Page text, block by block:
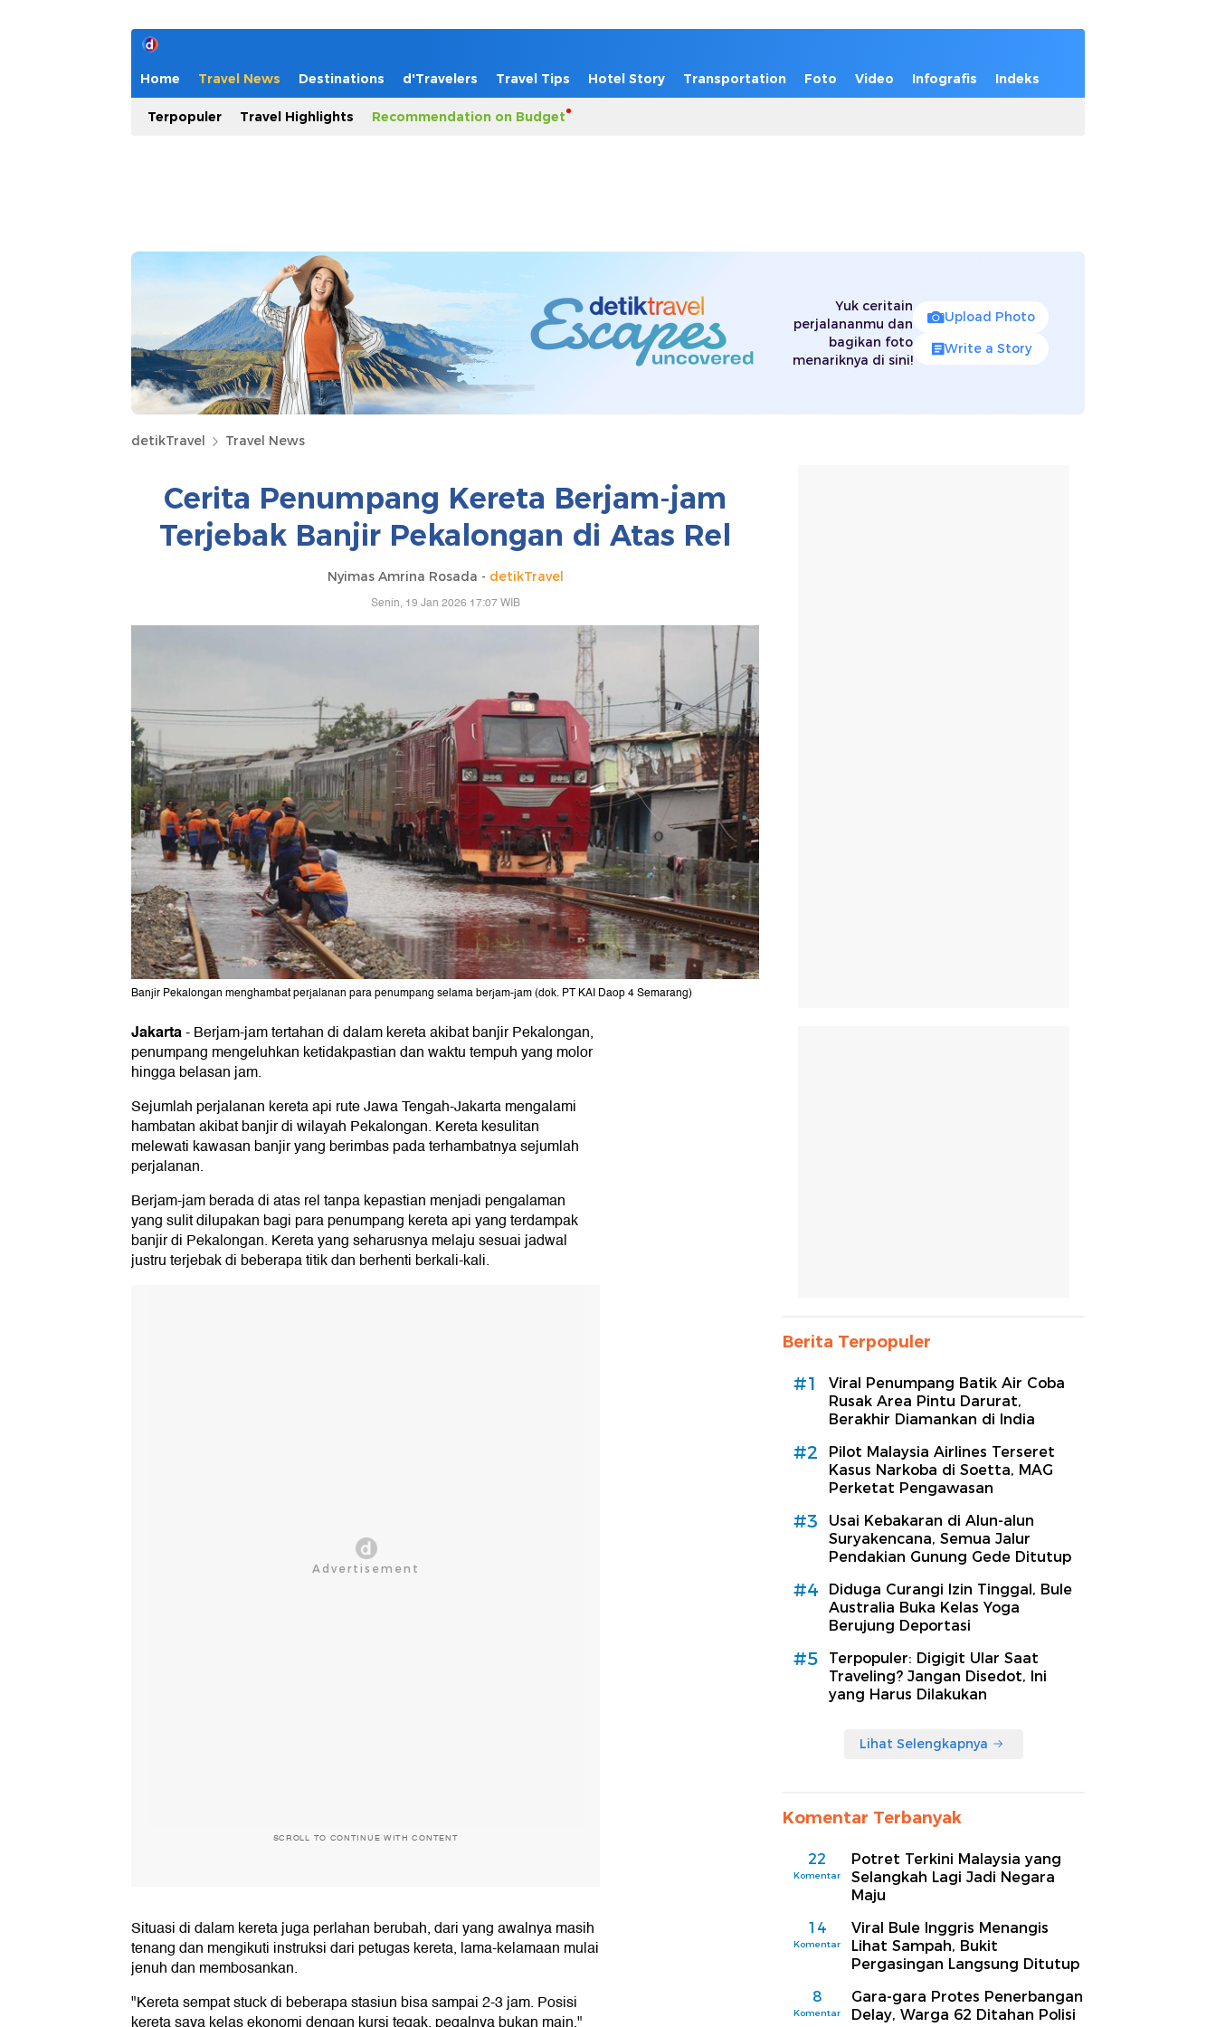
Home Travel News Destinations d'Travelers Travel Tips Hotel Story Transportation Foto Video Infografis Indeks
Terpopuler Travel Highlights Recommendation on Budget
Yuk ceritain
perjalananmu dan
bagikan foto
menariknya di sini!
Upload Photo
Write a Story
detikTravel Travel News
Cerita Penumpang Kereta Berjam-jam
Terjebak Banjir Pekalongan di Atas Rel
Nyimas Amrina Rosada - detikTravel
Senin, 19 Jan 2026 17:07 WIB
Banjir Pekalongan menghambat perjalanan para penumpang selama berjam-jam (dok. PT KAI Daop 4 Semarang)
Jakarta-Berjam-jam tertahan di dalam kereta akibat banjir Pekalongan,
penumpang mengeluhkan ketidakpastian dan waktu tempuh yang molor
hingga belasan jam.
Sejumlah perjalanan kereta api rute Jawa Tengah-Jakarta mengalami
hambatan akibat banjir di wilayah Pekalongan. Kereta kesulitan
melewati kawasan banjir yang berimbas pada terhambatnya sejumlah
perjalanan.
Berjam-jam berada di atas rel tanpa kepastian menjadi pengalaman
yang sulit dilupakan bagi para penumpang kereta api yang terdampak
banjir di Pekalongan. Kereta yang seharusnya melaju sesuai jadwal
justru terjebak di beberapa titik dan berhenti berkali-kali.
SCROLL TO CONTINUE WITH CONTENT
Situasi di dalam kereta juga perlahan berubah, dari yang awalnya masih
tenang dan mengikuti instruksi dari petugas kereta, lama-kelamaan mulai
jenuh dan membosankan.
"Kereta sempat stuck di beberapa stasiun bisa sampai 2-3 jam. Posisi
Berita Terpopuler
#1
Viral Penumpang Batik Air Coba
Rusak Area Pintu Darurat,
Berakhir Diamankan di India
#2
Pilot Malaysia Airlines Terseret
Kasus Narkoba di Soetta, MAG
Perketat Pengawasan
#3
Usai Kebakaran di Alun-alun
Suryakencana, Semua Jalur
Pendakian Gunung Gede Ditutup
#4
Diduga Curangi Izin Tinggal, Bule
Australia Buka Kelas Yoga
Berujung Deportasi
#5
Terpopuler: Digigit Ular Saat
Traveling? Jangan Disedot, Ini
yang Harus Dilakukan
Lihat Selengkapnya
Komentar Terbanyak
22
Komentar
Potret Terkini Malaysia yang
Selangkah Lagi Jadi Negara
Maju
14
Komentar
Viral Bule Inggris Menangis
Lihat Sampah, Bukit
Pergasingan Langsung Ditutup
8
Komentar
Gara-gara Protes Penerbangan
Delay, Warga 62 Ditahan Polisi